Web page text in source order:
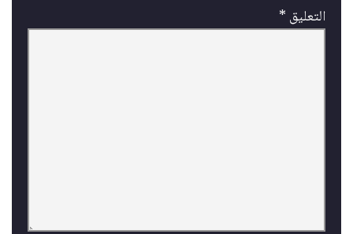
التعليق *